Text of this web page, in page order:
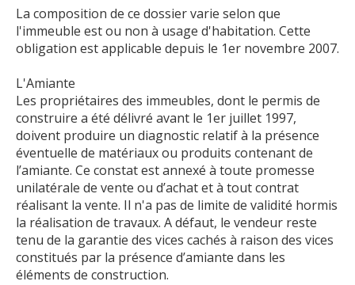
La composition de ce dossier varie selon que
l'immeuble est ou non à usage d'habitation. Cette
obligation est applicable depuis le 1er novembre 2007.
L'Amiante
Les propriétaires des immeubles, dont le permis de
construire a été délivré avant le 1er juillet 1997,
doivent produire un diagnostic relatif à la présence
éventuelle de matériaux ou produits contenant de
l’amiante. Ce constat est annexé à toute promesse
unilatérale de vente ou d’achat et à tout contrat
réalisant la vente. Il n'a pas de limite de validité hormis
la réalisation de travaux. A défaut, le vendeur reste
tenu de la garantie des vices cachés à raison des vices
constitués par la présence d’amiante dans les
éléments de construction.